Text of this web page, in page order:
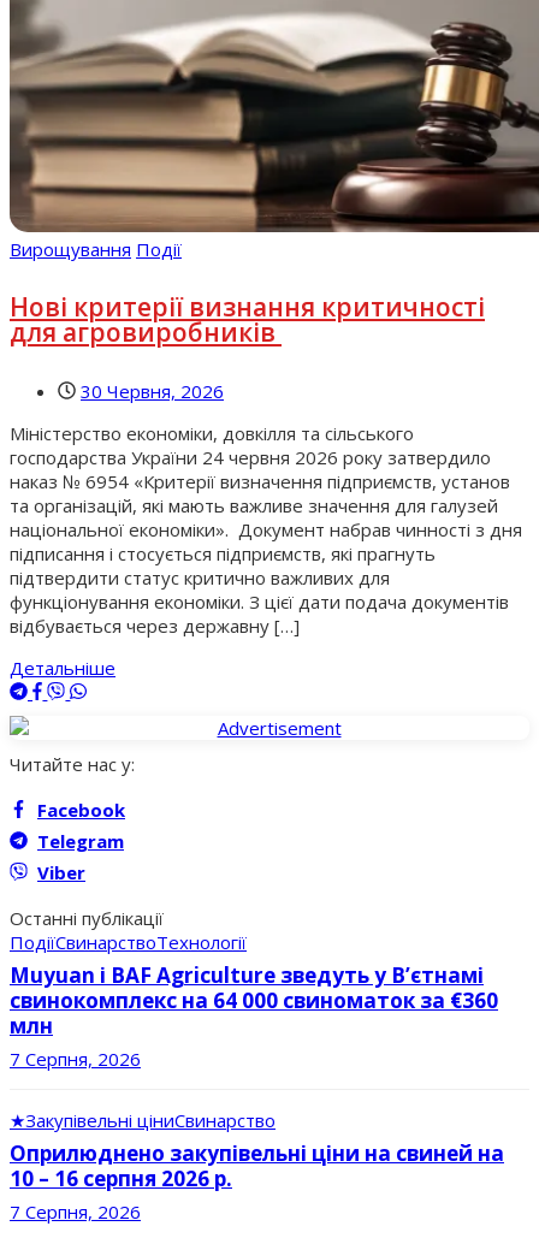
Вирощування Події
Нові критерії визнання критичності
для агровиробників
30 Червня, 2026
Міністерство економіки, довкілля та сільського
господарства України 24 червня 2026 року затвердило
наказ № 6954 «Критерії визначення підприємств, установ
та організацій, які мають важливе значення для галузей
національної економіки». Документ набрав чинності з дня
підписання і стосується підприємств, які прагнуть
підтвердити статус критично важливих для
функціонування економіки. З цієї дати подача документів
відбувається через державну […]
Детальніше
Читайте нас у:
Facebook
Telegram
Viber
Останні публікації
ПодіїСвинарствоТехнології
Muyuan і BAF Agriculture зведуть у В’єтнамі
свинокомплекс на 64 000 свиноматок за €360
млн
7 Серпня, 2026
★Закупівельні ціниСвинарство
Оприлюднено закупівельні ціни на свиней на
10 – 16 серпня 2026 р.
7 Серпня, 2026